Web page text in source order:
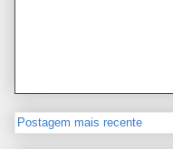
Postagem mais recente